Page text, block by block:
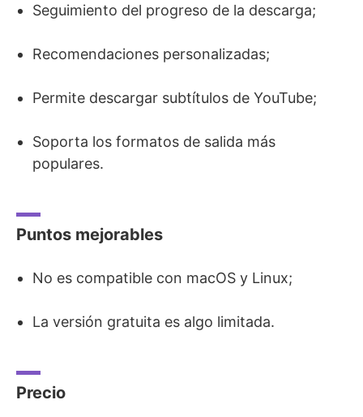
Seguimiento del progreso de la descarga;
Recomendaciones personalizadas;
Permite descargar subtítulos de YouTube;
Soporta los formatos de salida más
populares.
Puntos mejorables
No es compatible con macOS y Linux;
La versión gratuita es algo limitada.
Precio